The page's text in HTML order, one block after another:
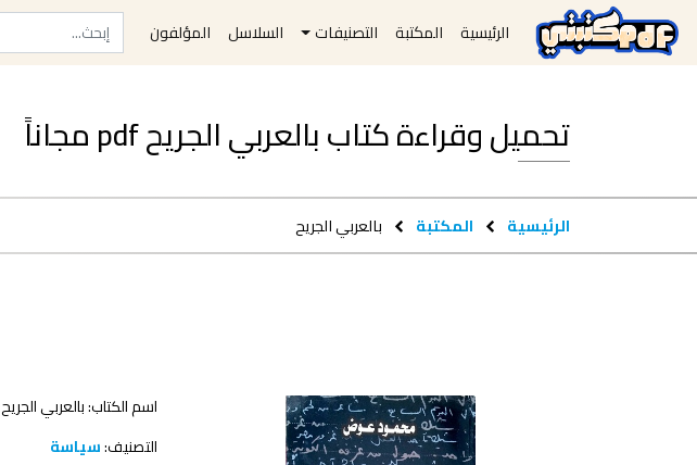
الرئيسية المكتبة التصنيفات السلاسل المؤلفون
تحميل وقراءة كتاب بالعربي الجريح pdf مجاناً
الرئيسية المكتبة بالعربي الجريح
اسم الكتاب: بالعربي الجريح
التصنيف:سياسة